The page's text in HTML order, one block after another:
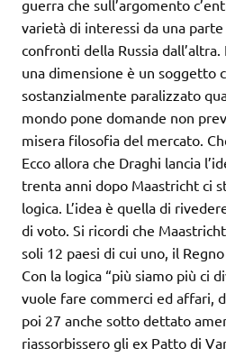
guerra che sull’argomento
varietà di interessi da una
confronti della Russia dall’altra.
una dimensione è un soggetto
sostanzialmente paralizzato
mondo pone domande non
misera filosofia del mercato.
Ecco allora che Draghi lancia
trenta anni dopo Maastricht ci
logica. L’idea è quella di
di voto. Si ricordi che
soli 12 paesi di cui uno, il
Con la logica “più siamo più ci
vuole fare commerci ed affari,
poi 27 anche sotto dettato
riassorbissero gli ex Patto di